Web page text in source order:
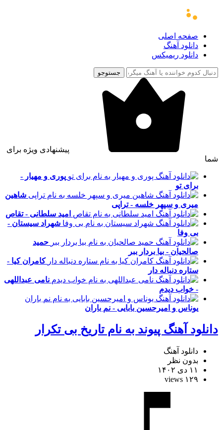
صفحه اصلی
دانلود آهنگ
دانلود ریمیکس
جستوجو
پیشنهادی ویژه برای
شما
پوری و مهیار -
برای تو
شاهین
میری و سپهر خلسه - تراپی
امید سلطانی - تقاص
شهراد سیستان -
بی وفا
حمید
صالحیان - بیا بردار ببر
کامران کیا -
ستاره دنباله دار
نامی عبداللهی
- خواب دیدم
یوناس و امیرحسین بابایی - نم باران
دانلود آهنگ پیوند به نام تاریخ بی تکرار
دانلود آهنگ
بدون نظر
۱۱ دی ۱۴۰۲
۱۲۹ views